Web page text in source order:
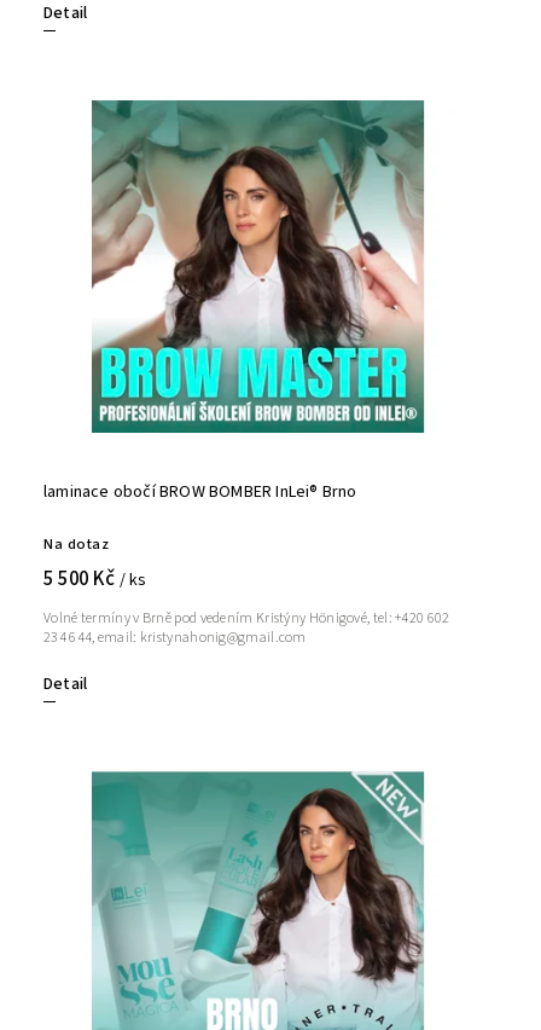
Detail
laminace obočí BROW BOMBER InLei® Brno
Na dotaz
5 500 Kč / ks
Detail
Volné termíny v Brně pod vedením Kristýny Hönigové, tel: +420 602
234 644, email: kristynahonig@gmail.com